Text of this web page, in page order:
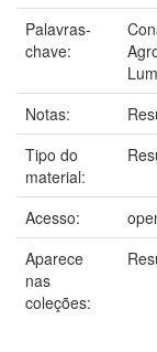
Palavras-
chave:
Notas:
Tipo do
material:
Acesso:
Aparece
nas
coleções: